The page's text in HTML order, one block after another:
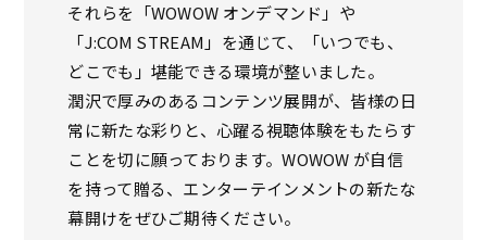
それらを「WOWOW オンデマンド」や
「J:COM STREAM」を通じて、「いつでも、
どこでも」堪能できる環境が整いました。
潤沢で厚みのあるコンテンツ展開が、皆様の日
常に新たな彩りと、心躍る視聴体験をもたらす
ことを切に願っております。WOWOW が自信
を持って贈る、エンターテインメントの新たな
幕開けをぜひご期待ください。